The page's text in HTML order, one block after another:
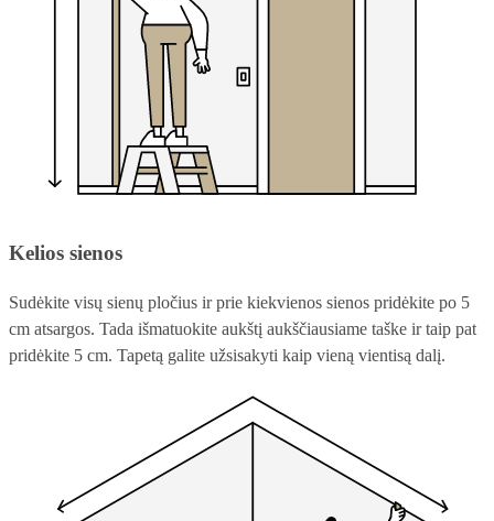
Kelios sienos
Sudėkite visų sienų pločius ir prie kiekvienos sienos pridėkite po 5
cm atsargos. Tada išmatuokite aukštį aukščiausiame taške ir taip pat
pridėkite 5 cm. Tapetą galite užsisakyti kaip vieną vientisą dalį.